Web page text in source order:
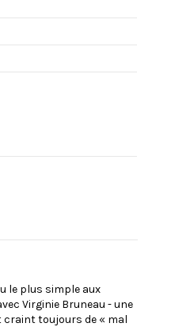
le plus simple aux
Virginie Bruneau - une
craint toujours de « mal